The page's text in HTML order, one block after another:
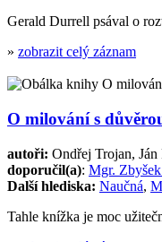
Gerald Durrell psával o
» zobrazit celý záznam
O milování s
autoři: Ondřej Trojan, Ján
doporučil(a): Mgr.
Další hlediska: Naučná,
Tahle knížka je moc